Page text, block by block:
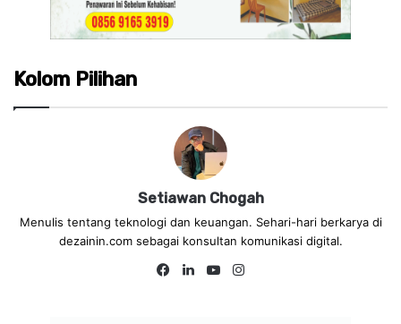
Kolom Pilihan
Setiawan Chogah
Menulis tentang teknologi dan keuangan. Sehari-hari berkarya di
dezainin.com sebagai konsultan komunikasi digital.
Fa
Lin
Yo